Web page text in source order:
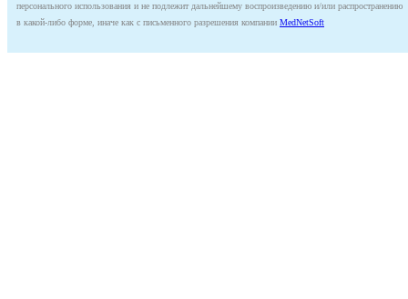
персонального использования и не подлежит дальнейшему воспроизведению и/или распространению
в какой-либо форме, иначе как с письменного разрешения компании MedNetSoft